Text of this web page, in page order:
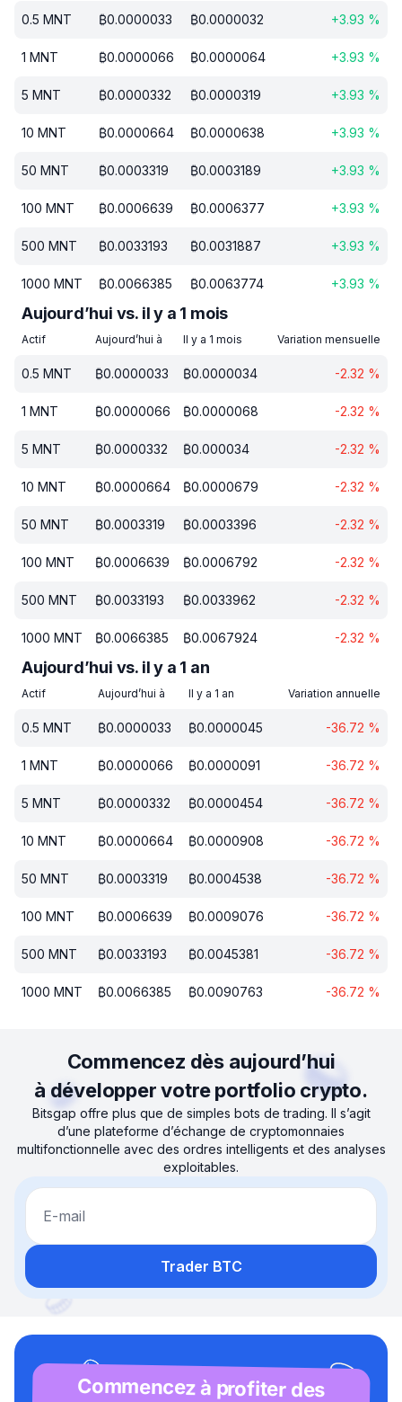
0.5 MNT ₿0.0000033 ₿0.0000032 +3.93 %
1 MNT ₿0.0000066 ₿0.0000064 +3.93 %
5 MNT ₿0.0000332 ₿0.0000319 +3.93 %
10 MNT ₿0.0000664 ₿0.0000638 +3.93 %
50 MNT ₿0.0003319 ₿0.0003189 +3.93 %
100 MNT ₿0.0006639 ₿0.0006377 +3.93 %
500 MNT ₿0.0033193 ₿0.0031887 +3.93 %
1000 MNT ₿0.0066385 ₿0.0063774 +3.93 %
Aujourd’hui vs. il y a 1 mois
Actif Aujourd’hui à Il y a 1 mois Variation mensuelle
0.5 MNT ₿0.0000033 ₿0.0000034 -2.32 %
1 MNT ₿0.0000066 ₿0.0000068 -2.32 %
5 MNT ₿0.0000332 ₿0.000034 -2.32 %
10 MNT ₿0.0000664 ₿0.0000679 -2.32 %
50 MNT ₿0.0003319 ₿0.0003396 -2.32 %
100 MNT ₿0.0006639 ₿0.0006792 -2.32 %
500 MNT ₿0.0033193 ₿0.0033962 -2.32 %
1000 MNT ₿0.0066385 ₿0.0067924 -2.32 %
Aujourd’hui vs. il y a 1 an
Actif Aujourd’hui à Il y a 1 an Variation annuelle
0.5 MNT ₿0.0000033 ₿0.0000045 -36.72 %
1 MNT ₿0.0000066 ₿0.0000091 -36.72 %
5 MNT ₿0.0000332 ₿0.0000454 -36.72 %
10 MNT ₿0.0000664 ₿0.0000908 -36.72 %
50 MNT ₿0.0003319 ₿0.0004538 -36.72 %
100 MNT ₿0.0006639 ₿0.0009076 -36.72 %
500 MNT ₿0.0033193 ₿0.0045381 -36.72 %
1000 MNT ₿0.0066385 ₿0.0090763 -36.72 %
Commencez dès aujourd’hui
à développer votre portfolio crypto.
Bitsgap offre plus que de simples bots de trading. Il s’agit
d’une plateforme d’échange de cryptomonnaies
multifonctionnelle avec des ordres intelligents et des analyses
exploitables.
E-mail
Trader BTC
Commencez à profiter des